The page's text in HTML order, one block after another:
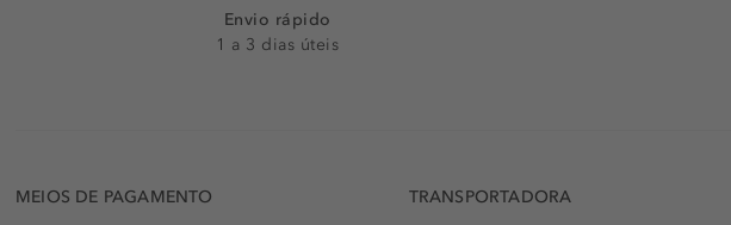
Envio rápido
1 a 3 dias úteis
MEIOS DE PAGAMENTO TRANSPORTADORA